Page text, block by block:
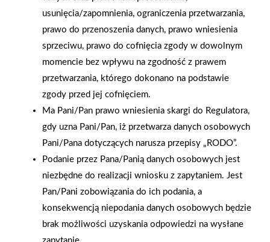
2025-12-31
Mrówka w Wyrzysku
usunięcia/zapomnienia, ograniczenia przetwarzania,
prawo do przenoszenia danych, prawo wniesienia
sprzeciwu, prawo do cofnięcia zgody w dowolnym
momencie bez wpływu na zgodność z prawem
przetwarzania, którego dokonano na podstawie
zgody przed jej cofnięciem.
Ma Pani/Pan prawo wniesienia skargi do Regulatora,
gdy uzna Pani/Pan, iż przetwarza danych osobowych
Pani/Pana dotyczących narusza przepisy „RODO”.
Podanie przez Pana/Panią danych osobowych jest
niezbędne do realizacji wniosku z zapytaniem. Jest
Pan/Pani zobowiązania do ich podania, a
konsekwencją niepodania danych osobowych będzie
brak możliwości uzyskania odpowiedzi na wysłane
zapytanie.